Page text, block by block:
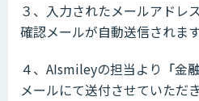
３、入力されたメールアドレ
確認メールが自動送信されます
４、AIsmileyの担当より 「金
メールにて送付させていただき